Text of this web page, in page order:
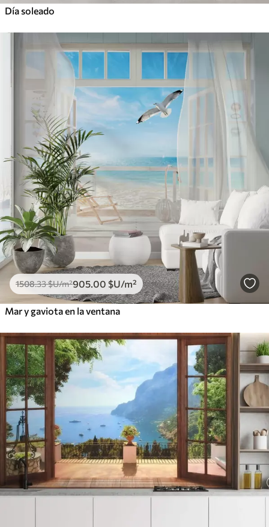
Día soleado
1508.33$U/m²905 .00 $U/m²
Mar y gaviota en la ventana